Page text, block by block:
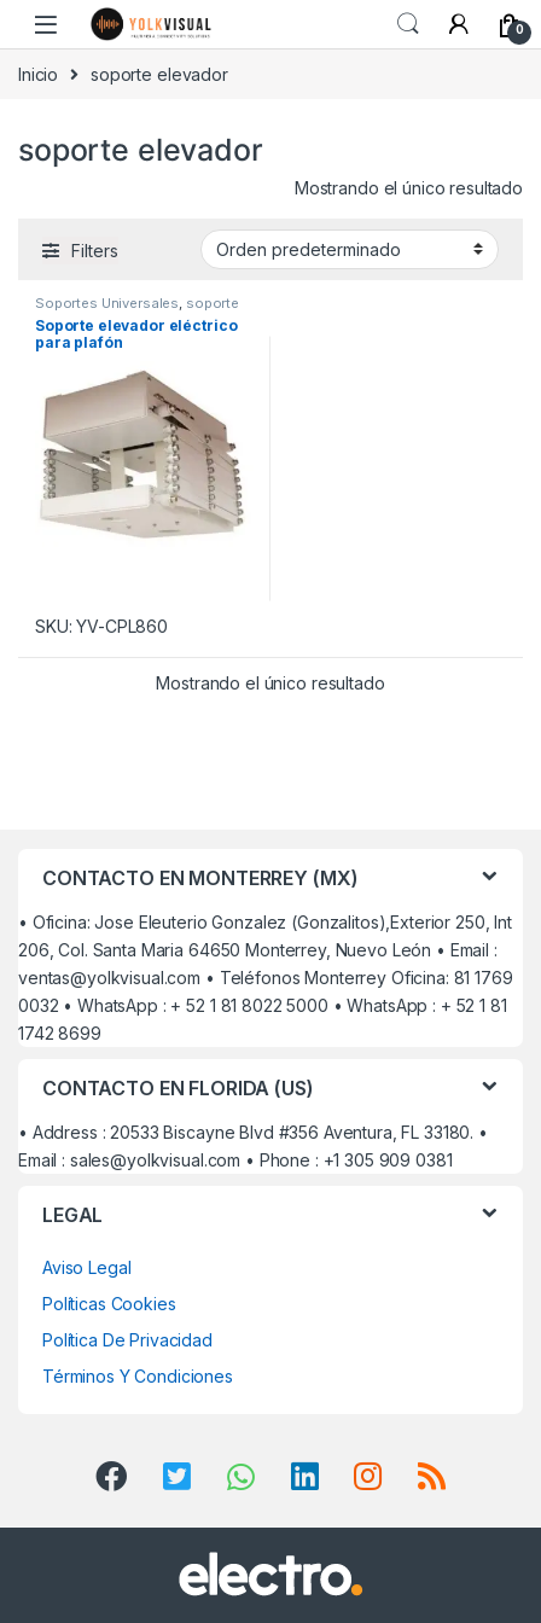
0
Inicio soporte elevador
soporte elevador
Mostrando el único resultado
Filters
Soportes Universales soporte
elevador
Soporte elevador eléctrico
para plafón
SKU: YV-CPL860
Mostrando el único resultado
CONTACTO EN MONTERREY (MX)
• Oficina: Jose Eleuterio Gonzalez (Gonzalitos),Exterior 250, Int
206, Col. Santa Maria 64650 Monterrey, Nuevo León • Email :
ventas@yolkvisual.com • Teléfonos Monterrey Oficina: 81 1769
0032 • WhatsApp : + 52 1 81 8022 5000 • WhatsApp : + 52 1 81
1742 8699
CONTACTO EN FLORIDA (US)
• Address : 20533 Biscayne Blvd #356 Aventura, FL 33180. •
Email : sales@yolkvisual.com • Phone : +1 305 909 0381
LEGAL
Aviso Legal
Políticas Cookies
Política De Privacidad
Términos Y Condiciones